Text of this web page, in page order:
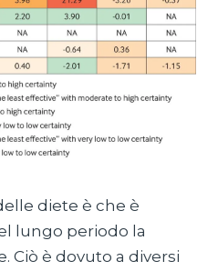
diete è che è
lungo periodo la
Ciò è dovuto a diversi